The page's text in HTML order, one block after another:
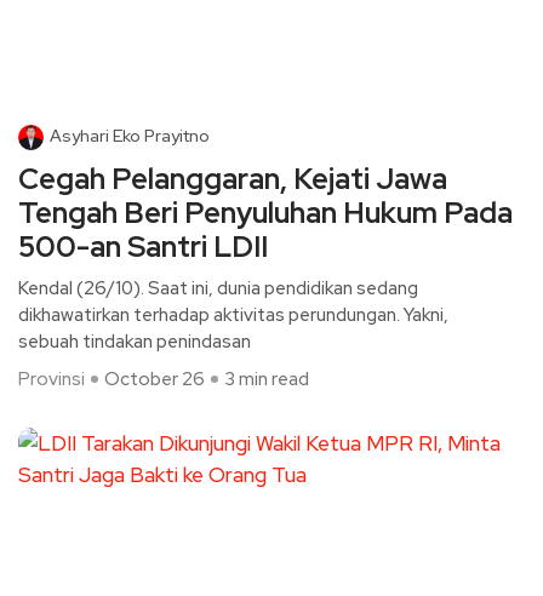
Asyhari Eko Prayitno
Cegah Pelanggaran, Kejati Jawa
Tengah Beri Penyuluhan Hukum Pada
500-an Santri LDII
Kendal (26/10). Saat ini, dunia pendidikan sedang
dikhawatirkan terhadap aktivitas perundungan. Yakni,
sebuah tindakan penindasan
Provinsi
October 26 3 min read